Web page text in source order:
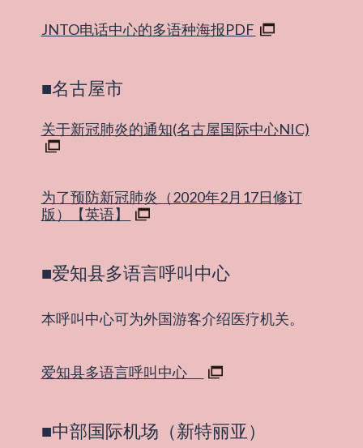
JNTO电话中心的多语种海报PDF
■名古屋市
关于新冠肺炎的通知(名古屋国际中心NIC)
为了预防新冠肺炎（2020年2月17日修订
版）【英语】
■爱知县多语言呼叫中心
本呼叫中心可为外国游客介绍医疗机关。
爱知县多语言呼叫中心
■中部国际机场（新特丽亚）